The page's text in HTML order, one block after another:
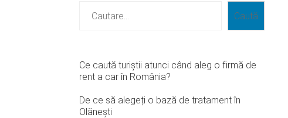
Caută
Ce caută turiștii atunci când aleg o firmă de
rent a car în România?
De ce să alegeți o bază de tratament în
Olănești